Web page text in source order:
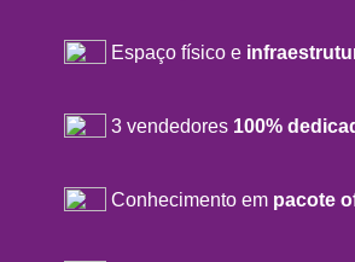
Espaço físico e
3 vendedores 100%
Conhecimento em pacote